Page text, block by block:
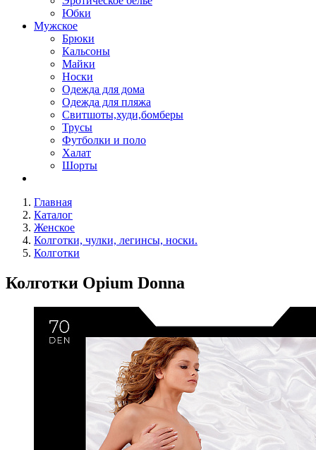
Юбки
Мужское
Брюки
Кальсоны
Майки
Носки
Одежда для дома
Одежда для пляжа
Свитшоты,худи,бомберы
Трусы
Футболки и поло
Халат
Шорты
Главная
Каталог
Женское
Колготки, чулки, легинсы, носки.
Колготки
Колготки Opium Donna